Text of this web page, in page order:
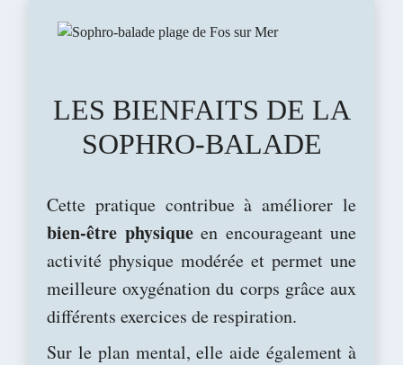
LES BIENFAITS DE LA
SOPHRO-BALADE
Cette pratique contribue à améliorer le
bien-être physiqueen encourageant une
activité physique modérée et permet une
meilleure oxygénation du corps grâce aux
différents exercices de respiration.
Sur le plan mental, elle aide également à